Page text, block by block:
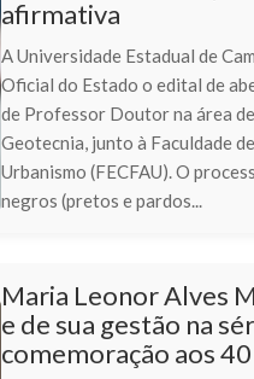
afirmativa
A Universidade Estadual de
Oficial do Estado o edital de
de Professor Doutor na área
Geotecnia, junto à Faculdade
Urbanismo (FECFAU). O
negros (pretos e pardos...
Maria Leonor Alves
e de sua gestão na
comemoração aos